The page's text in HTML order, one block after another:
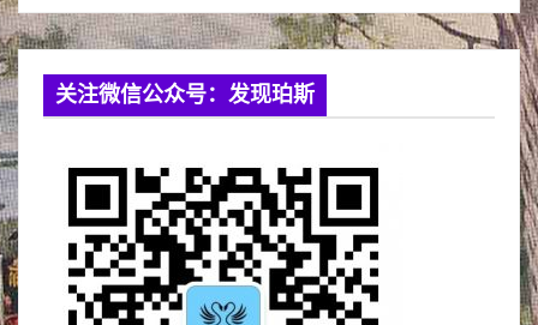
关注微信公众号：发现珀斯